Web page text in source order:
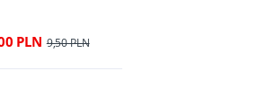
PLN 9,50 PLN